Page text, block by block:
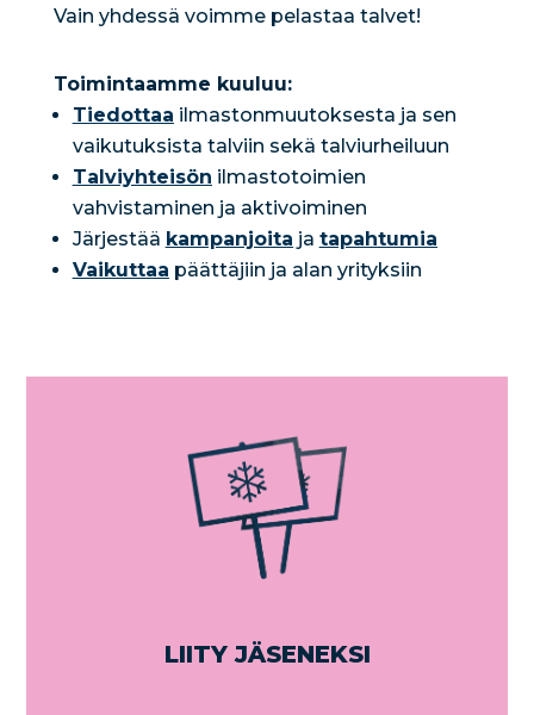
Vain yhdessä voimme pelastaa talvet!
Toimintaamme kuuluu:
Tiedottaa ilmastonmuutoksesta ja sen
vaikutuksista talviin sekä talviurheiluun
Talviyhteisön ilmastotoimien
vahvistaminen ja aktivoiminen
Järjestää kampanjoita ja tapahtumia
Vaikuttaa päättäjiin ja alan yrityksiin
LIITY JÄSENEKSI